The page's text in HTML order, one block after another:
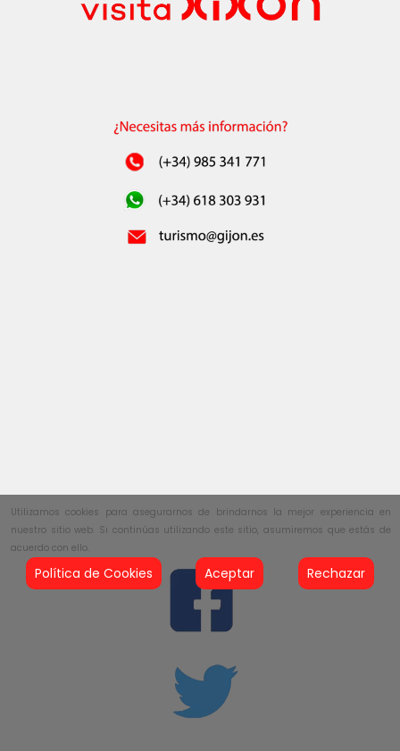
Utilizamos cookies para asegurarnos de brindarnos la mejor experiencia en
nuestro sitio web. Si continúas utilizando este sitio, asumiremos que estás de
acuerdo con ello.
Política de Cookies Aceptar Rechazar